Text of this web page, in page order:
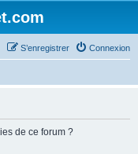
Connexion
S’enregistrer
de ce forum ?